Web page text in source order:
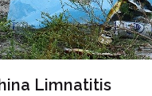
Limnatitis